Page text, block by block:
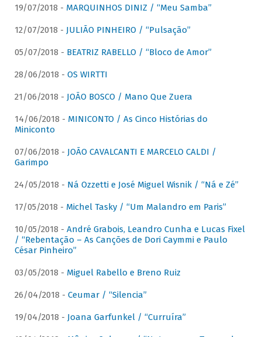
19/07/2018 - MARQUINHOS DINIZ / “Meu Samba”
12/07/2018 - JULIÃO PINHEIRO / “Pulsação”
05/07/2018 - BEATRIZ RABELLO / “Bloco de Amor”
28/06/2018 - OS WIRTTI
21/06/2018 - JOÃO BOSCO / Mano Que Zuera
14/06/2018 - MINICONTO / As Cinco Histórias do
Miniconto
07/06/2018 - JOÃO CAVALCANTI E MARCELO CALDI /
Garimpo
24/05/2018 - Ná Ozzetti e José Miguel Wisnik / “Ná e Zé”
17/05/2018 - Michel Tasky / “Um Malandro em Paris”
10/05/2018 - André Grabois, Leandro Cunha e Lucas Fixel
/ “Rebentação – As Canções de Dori Caymmi e Paulo
César Pinheiro”
03/05/2018 - Miguel Rabello e Breno Ruiz
26/04/2018 - Ceumar / “Silencia”
19/04/2018 - Joana Garfunkel / “Curruíra”